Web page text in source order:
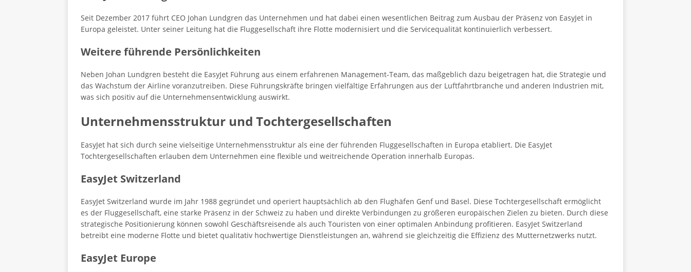
Seit Dezember 2017 führt CEO Johan Lundgren das Unternehmen und hat dabei einen wesentlichen Beitrag zum Ausbau der Präsenz von EasyJet in
Europa geleistet. Unter seiner Leitung hat die Fluggesellschaft ihre Flotte modernisiert und die Servicequalität kontinuierlich verbessert.
Weitere führende Persönlichkeiten
Neben Johan Lundgren besteht die EasyJet Führung aus einem erfahrenen Management-Team, das maßgeblich dazu beigetragen hat, die Strategie und
das Wachstum der Airline voranzutreiben. Diese Führungskräfte bringen vielfältige Erfahrungen aus der Luftfahrtbranche und anderen Industrien mit,
was sich positiv auf die Unternehmensentwicklung auswirkt.
Unternehmensstruktur und Tochtergesellschaften
EasyJet hat sich durch seine vielseitige Unternehmensstruktur als eine der führenden Fluggesellschaften in Europa etabliert. Die EasyJet
Tochtergesellschaften erlauben dem Unternehmen eine flexible und weitreichende Operation innerhalb Europas.
EasyJet Switzerland
EasyJet Switzerland wurde im Jahr 1988 gegründet und operiert hauptsächlich ab den Flughäfen Genf und Basel. Diese Tochtergesellschaft ermöglicht
es der Fluggesellschaft, eine starke Präsenz in der Schweiz zu haben und direkte Verbindungen zu größeren europäischen Zielen zu bieten. Durch diese
strategische Positionierung können sowohl Geschäftsreisende als auch Touristen von einer optimalen Anbindung profitieren. EasyJet Switzerland
betreibt eine moderne Flotte und bietet qualitativ hochwertige Dienstleistungen an, während sie gleichzeitig die Effizienz des Mutternetzwerks nutzt.
EasyJet Europe